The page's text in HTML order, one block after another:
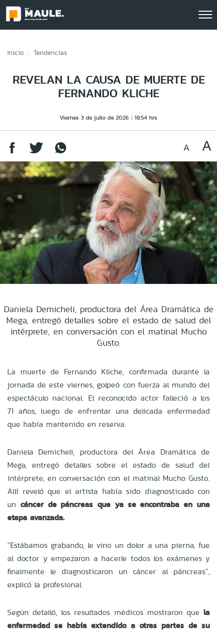
Inicio Tendencias
REVELAN LA CAUSA DE MUERTE DE
FERNANDO KLICHE
Viernes 3 de julio de 2026 18:54 hrs
Daniela Demicheli, productora del Área Dramática de
Mega, entregó detalles sobre el estado de salud del
intérprete, en conversación con el matinal Mucho
Gusto.
La muerte de Fernando Kliche, confirmada durante la
jornada de este viernes, golpeó con fuerza al mundo del
espectáculo nacional. El reconocido actor falleció a los
71 años, luego de enfrentar una delicada enfermedad
que había mantenido en reserva.
Daniela Demicheli, productora del Área Dramática de
Mega, entregó detalles sobre el estado de salud del
intérprete, en conversación con el matinal Mucho Gusto.
Allí reveló que el artista había sido diagnosticado con
un cáncer de páncreas que ya se encontraba en una
etapa avanzada.
“Estábamos grabando, le vino un dolor a una pierna, fue
al doctor y empezaron a hacerle todos los exámenes y
finalmente le diagnosticaron un cáncer al páncreas”,
explicó la profesional.
Según detalló, los resultados médicos mostraron que la
enfermedad se había extendido a otras partes de su